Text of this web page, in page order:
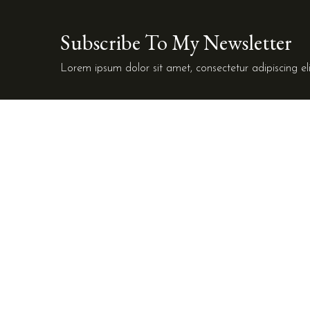
Subscribe To My Newsletter
Lorem ipsum dolor sit amet, consectetur adipiscing